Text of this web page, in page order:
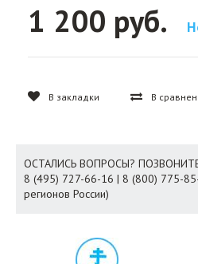
1 200 руб.
В закладки В
ОСТАЛИСЬ ВОПРОСЫ?
8 (495) 727-66-16 | 8 (800) 775-
регионов России)